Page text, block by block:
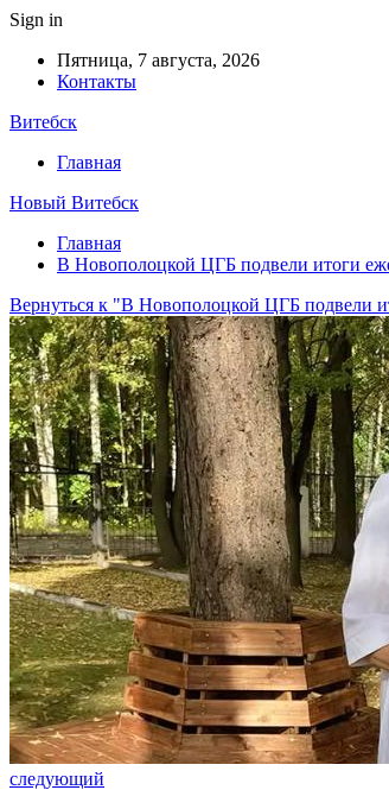
Sign in
Пятница, 7 августа, 2026
Контакты
Витебск
Главная
Новый Витебск
Главная
В Новополоцкой ЦГБ подвели итоги
Вернуться к "В Новополоцкой ЦГБ подвели
следующий